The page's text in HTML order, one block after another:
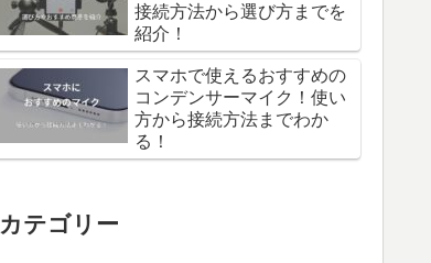
接続方法から選び方までを
紹介！
スマホで使えるおすすめの
コンデンサーマイク！使い
方から接続方法までわか
る！
カテゴリー